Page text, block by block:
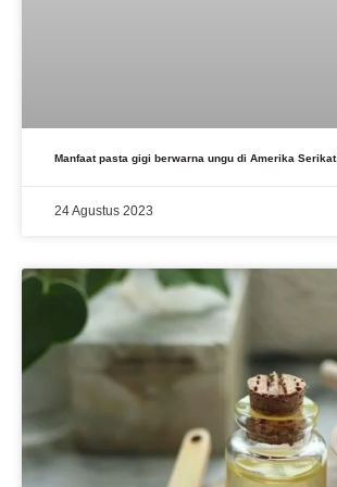
Manfaat pasta gigi berwarna ungu di Amerika Serikat
24 Agustus 2023